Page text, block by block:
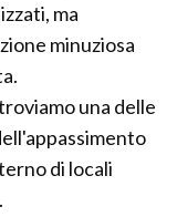
ma
minuziosa
una delle
di locali